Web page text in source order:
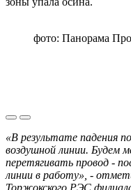
фото: Панорама Про
«В результате падения
воздушной линии. Будем
перетягивать провод -
линии в работу», -
Торжокского РЭС